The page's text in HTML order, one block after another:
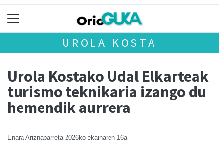
UROLA KOSTA
Urola Kostako Udal Elkarteak
turismo teknikaria izango du
hemendik aurrera
Enara Ariznabarreta 2026ko ekainaren 16a